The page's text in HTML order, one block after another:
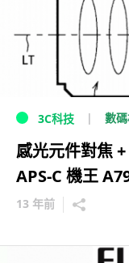
3C科技 數
感光元件對焦
APS-C 機王
13 年前